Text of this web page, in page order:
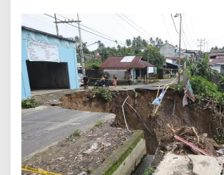
t
i
m